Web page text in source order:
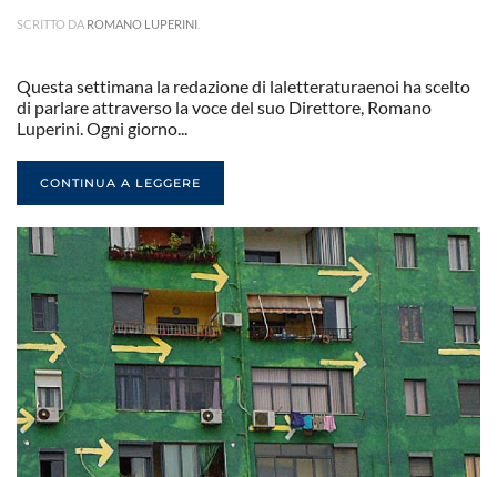
SCRITTO DA ROMANO LUPERINI
Questa settimana la redazione di laletteraturaenoi ha scelto
di parlare attraverso la voce del suo Direttore, Romano
Luperini. Ogni giorno...
CONTINUA A LEGGERE